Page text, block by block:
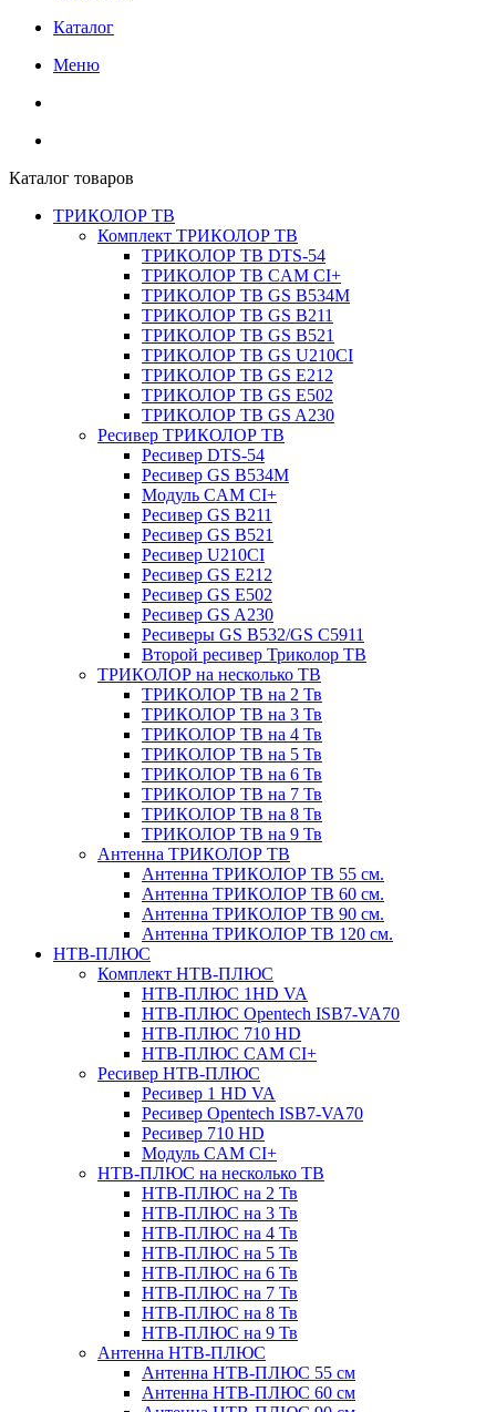
Каталог
Меню
Каталог товаров
ТРИКОЛОР ТВ
Комплект ТРИКОЛОР ТВ
ТРИКОЛОР ТВ DTS-54
ТРИКОЛОР ТВ CAM CI+
ТРИКОЛОР ТВ GS B534M
ТРИКОЛОР ТВ GS B211
ТРИКОЛОР ТВ GS B521
ТРИКОЛОР ТВ GS U210CI
ТРИКОЛОР ТВ GS E212
ТРИКОЛОР ТВ GS E502
ТРИКОЛОР ТВ GS A230
Ресивер ТРИКОЛОР ТВ
Ресивер DTS-54
Ресивер GS B534M
Модуль CAM CI+
Ресивер GS B211
Ресивер GS B521
Ресивер U210CI
Ресивер GS E212
Ресивер GS E502
Ресивер GS A230
Ресиверы GS B532/GS C5911
Второй ресивер Триколор ТВ
ТРИКОЛОР на несколько ТВ
ТРИКОЛОР ТВ на 2 Тв
ТРИКОЛОР ТВ на 3 Тв
ТРИКОЛОР ТВ на 4 Тв
ТРИКОЛОР ТВ на 5 Тв
ТРИКОЛОР ТВ на 6 Тв
ТРИКОЛОР ТВ на 7 Тв
ТРИКОЛОР ТВ на 8 Тв
ТРИКОЛОР ТВ на 9 Тв
Антенна ТРИКОЛОР ТВ
Антенна ТРИКОЛОР ТВ 55 см.
Антенна ТРИКОЛОР ТВ 60 см.
Антенна ТРИКОЛОР ТВ 90 см.
Антенна ТРИКОЛОР ТВ 120 см.
НТВ-ПЛЮС
Комплект НТВ-ПЛЮС
НТВ-ПЛЮС 1HD VA
НТВ-ПЛЮС Opentech ISB7-VA70
НТВ-ПЛЮС 710 HD
НТВ-ПЛЮС CAM CI+
Ресивер НТВ-ПЛЮС
Ресивер 1 HD VA
Ресивер Opentech ISB7-VA70
Ресивер 710 HD
Модуль CAM CI+
НТВ-ПЛЮС на несколько ТВ
НТВ-ПЛЮС на 2 Тв
НТВ-ПЛЮС на 3 Тв
НТВ-ПЛЮС на 4 Тв
НТВ-ПЛЮС на 5 Тв
НТВ-ПЛЮС на 6 Тв
НТВ-ПЛЮС на 7 Тв
НТВ-ПЛЮС на 8 Тв
НТВ-ПЛЮС на 9 Тв
Антенна НТВ-ПЛЮС
Антенна НТВ-ПЛЮС 55 см
Антенна НТВ-ПЛЮС 60 см